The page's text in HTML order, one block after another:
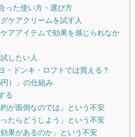
った使い方・選び方
ケアクリームを試す人
アアイテムで効果を感じられなか
したい人
・ドンキ・ロフトでは買える？
）」の仕組み
る
が面倒なのでは」という不安
たらどうしよう」という不安
果があるのか」という不安